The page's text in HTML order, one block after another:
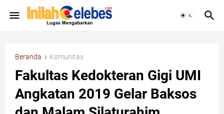
Beranda Komunitas
Fakultas Kedokteran Gigi UMI
Angkatan 2019 Gelar Baksos